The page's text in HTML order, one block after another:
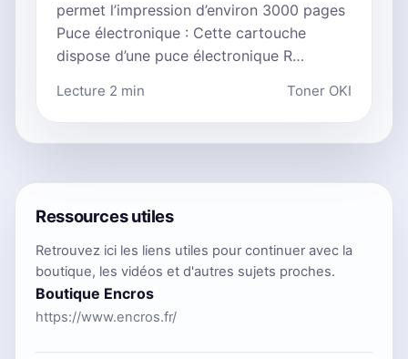
permet l’impression d’environ 3000 pages
Puce électronique : Cette cartouche
dispose d’une puce électronique R…
Lecture 2 min Toner OKI
Ressources utiles
Retrouvez ici les liens utiles pour continuer avec la
boutique, les vidéos et d'autres sujets proches.
Boutique Encros
https://www.encros.fr/